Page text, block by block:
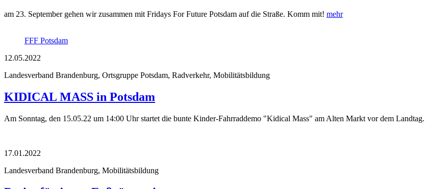
am 23. September gehen wir zusammen mit Fridays For Future Potsdam auf die Straße. Komm mit! mehr
FFF Potsdam
12.05.2022
Landesverband Brandenburg, Ortsgruppe Potsdam, Radverkehr, Mobilitätsbildung
KIDICAL MASS in Potsdam
Am Sonntag, den 15.05.22 um 14:00 Uhr startet die bunte Kinder-Fahrraddemo "Kidical Mass" am Alten Markt vor dem Landtag.
17.01.2022
Landesverband Brandenburg, Mobilitätsbildung